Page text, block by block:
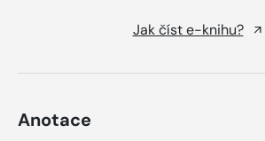
Jak číst e-knihu?
Anotace